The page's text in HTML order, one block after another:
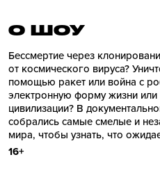
О ШОУ
Бессмертие через
от космического вируса?
помощью ракет или война с
электронную форму жизни или
цивилизации? В
собрались самые смелые и
мира, чтобы узнать, что
16+